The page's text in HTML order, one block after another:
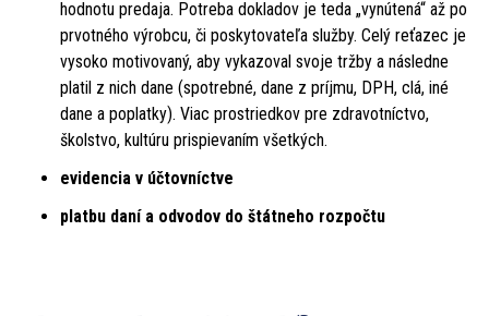
hodnotu predaja. Potreba dokladov je teda „vynútená“ až po
prvotného výrobcu, či poskytovateľa služby. Celý reťazec je
vysoko motivovaný, aby vykazoval svoje tržby a následne
platil z nich dane (spotrebné, dane z príjmu, DPH, clá, iné
dane a poplatky). Viac prostriedkov pre zdravotníctvo,
školstvo, kultúru prispievaním všetkých.
evidencia v účtovníctve
platbu daní a odvodov do štátneho rozpočtu